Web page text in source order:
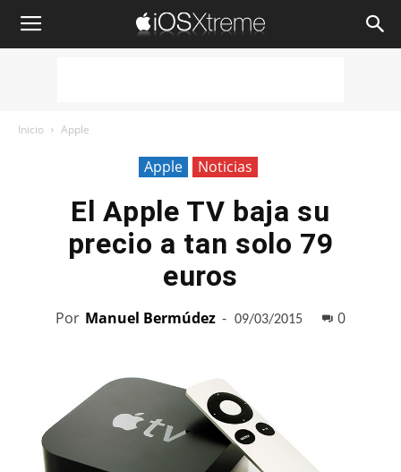
iOSXtreme
Inicio Apple
Apple Noticias
El Apple TV baja su
precio a tan solo 79
euros
Por Manuel Bermúdez - 09/03/2015 0